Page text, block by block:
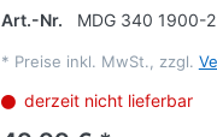
Art.-Nr.
MDG 340 1900-2
* Preise inkl. MwSt., zzgl.
derzeit nicht lieferbar